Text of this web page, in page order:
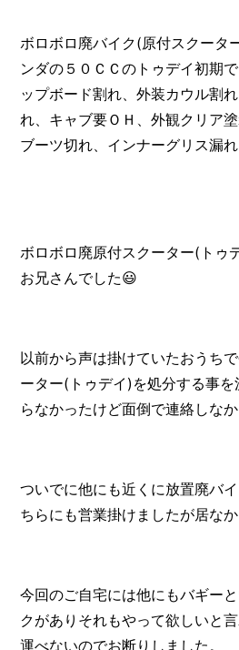
ボロボロ廃バイク(原付スクータ
ンダの５０ＣＣのトゥデイ初期
ップボード割れ、外装カウル割
れ、キャブ要ＯＨ、外観クリア
ブーツ切れ、インナーグリス漏
ボロボロ廃原付スクーター(トゥ
お兄さんでした😃
以前から声は掛けていたおうち
ーター(トゥデイ)を処分する事
らなかったけど面倒で連絡しな
ついでに他にも近くに放置廃バ
ちらにも営業掛けましたが居な
今回のご自宅には他にもバギー
クがありそれもやって欲しいと
運べないのでお断りしました。